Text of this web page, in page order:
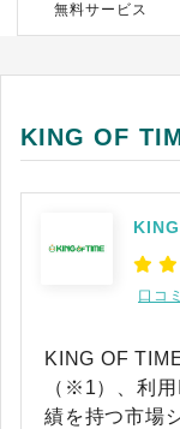
BOXILの使い方
無料サービス
KING OF
口コ
KING OF
（※1）、利
績を持つ市場